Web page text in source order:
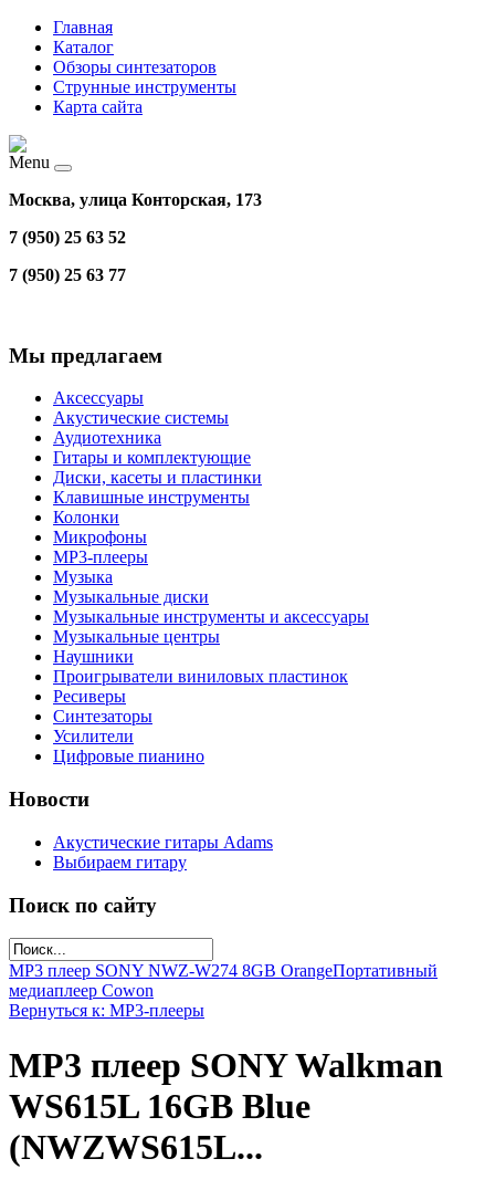
Главная
Каталог
Обзоры синтезаторов
Струнные инструменты
Карта сайта
Menu
Москва, улица Конторская, 173
7 (950) 25 63 52
7 (950) 25 63 77
Мы предлагаем
Аксессуары
Акустические системы
Аудиотехника
Гитары и комплектующие
Диски, касеты и пластинки
Клавишные инструменты
Колонки
Микрофоны
МР3-плееры
Музыка
Музыкальные диски
Музыкальные инструменты и аксессуары
Музыкальные центры
Наушники
Проигрыватели виниловых пластинок
Ресиверы
Синтезаторы
Усилители
Цифровые пианино
Новости
Акустические гитары Adams
Выбираем гитару
Поиск по сайту
MP3 плеер SONY NWZ-W274 8GB OrangeПортативный
медиаплеер Cowon
Вернуться к: МР3-плееры
MP3 плеер SONY Walkman
WS615L 16GB Blue
(NWZWS615L...